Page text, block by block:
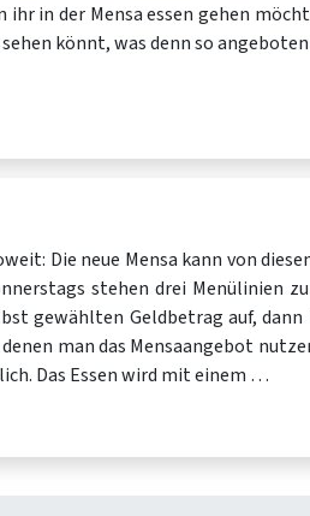
in der Mensa essen gehen
könnt, was denn so
Die neue Mensa kann von
stehen drei Menülinien
gewählten Geldbetrag auf,
man das Mensaangebot
Das Essen wird mit einem …